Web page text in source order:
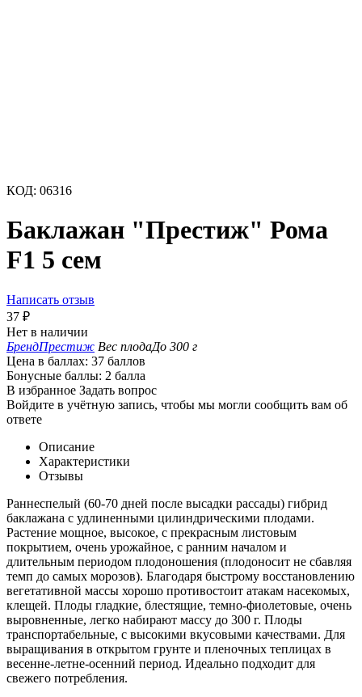
КОД: 06316
Баклажан "Престиж" Рома
F1 5 сем
Написать отзыв
37 ₽
Нет в наличии
БрендПрестиж Вес плодаДо 300 г
Цена в баллах: 37 баллов
Бонусные баллы: 2 балла
В избранное Задать вопрос
Войдите в учётную запись, чтобы мы могли сообщить вам об
ответе
Описание
Характеристики
Отзывы
Раннеспелый (60-70 дней после высадки рассады) гибрид
баклажана с удлиненными цилиндрическими плодами.
Растение мощное, высокое, с прекрасным листовым
покрытием, очень урожайное, с ранним началом и
длительным периодом плодоношения (плодоносит не сбавляя
темп до самых морозов). Благодаря быстрому восстановлению
вегетативной массы хорошо противостоит атакам насекомых,
клещей. Плоды гладкие, блестящие, темно-фиолетовые, очень
выровненные, легко набирают массу до 300 г. Плоды
транспортабельные, с высокими вкусовыми качествами. Для
выращивания в открытом грунте и пленочных теплицах в
весенне-летне-осенний период. Идеально подходит для
свежего потребления.